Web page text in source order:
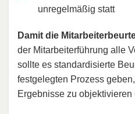
unregelmäßig statt
Damit die
der Mitarbeiterführung alle
sollte es standardisierte
festgelegten Prozess
Ergebnisse zu objektivieren